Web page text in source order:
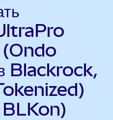
Blackrock,